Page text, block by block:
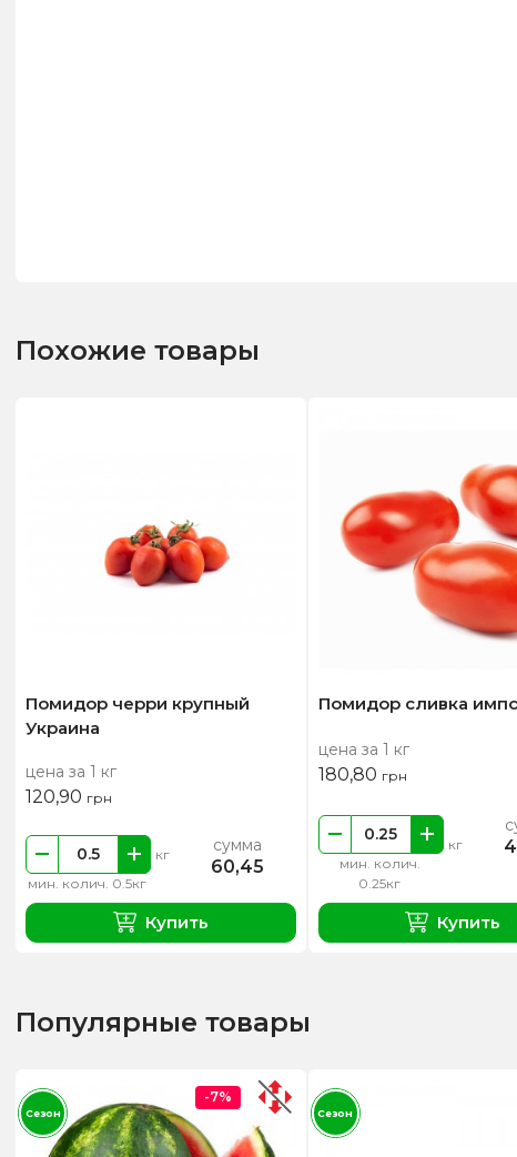
Похожие товары
Помидор черри крупный
Украина
цена за 1 кг
120,90 грн
мин. колич. 0.5кг
кг сумма
60,45
Купить
Помидор сливка
цена за 1 кг
180,80 грн
мин. колич.
0.25кг
кг
Купить
Популярные товары
-7%
Сезон Сезон